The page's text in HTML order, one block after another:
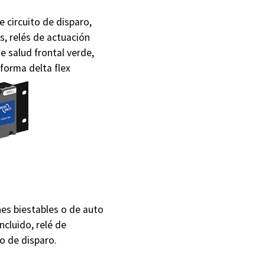
circuito de disparo,
relés de actuación
salud frontal verde,
delta flex
biestables o de auto
relé de
de disparo.